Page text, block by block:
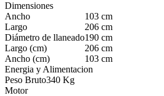
Dimensiones
Ancho
103 cm
Largo
206 cm
Diámetro de llaneado190 cm
Largo (cm)
206 cm
Ancho (cm)
103 cm
Energia y Alimentacion
Peso Bruto340 Kg
Motor